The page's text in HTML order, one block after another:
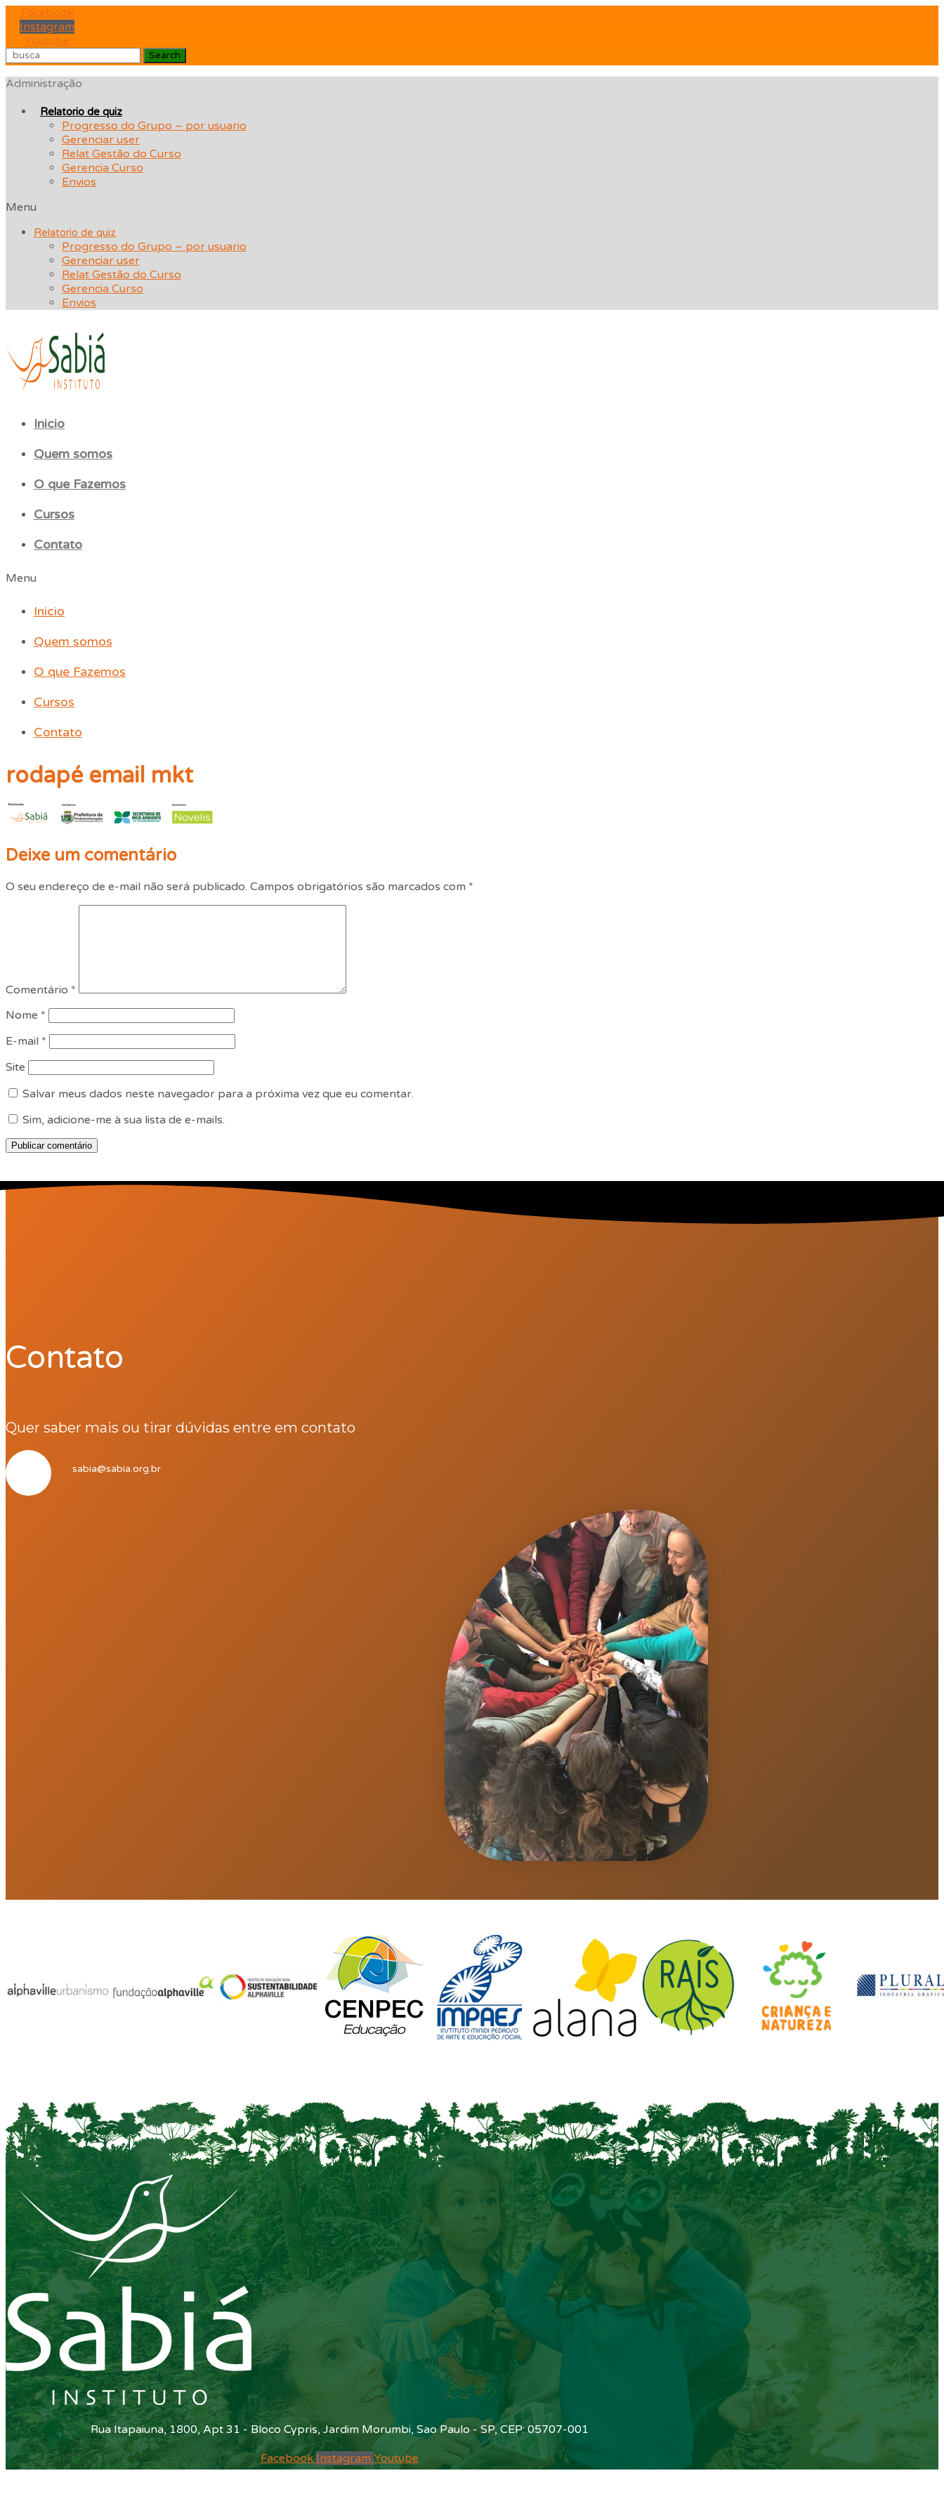
Skip
content
Facebook
Instagram
Youtube
Search
Administração
Relatorio de quiz
Progresso do Grupo – por usuario
Gerenciar user
Relat Gestão do Curso
Gerencia Curso
Envios
Menu
Relatorio de quiz
Progresso do Grupo – por usuario
Gerenciar user
Relat Gestão do Curso
Gerencia Curso
Envios
Inicio
Quem somos
O que Fazemos
Cursos
Contato
Menu
Inicio
Quem somos
O que Fazemos
Cursos
Contato
rodapé email mkt
Deixe um comentário
O seu endereço de e-mail não será publicado. Campos obrigatórios são marcados com *
Comentário *
Nome *
E-mail *
Site
Salvar meus dados neste navegador para a próxima vez que eu comentar.
Sim, adicione-me à sua lista de e-mails.
Contato
Quer saber mais ou tirar dúvidas entre em contato
sabia@sabia.org.br
Rua Itapaiuna, 1800, Apt 31 - Bloco Cypris, Jardim Morumbi, Sao Paulo - SP, CEP: 05707-001
Facebook Instagram Youtube